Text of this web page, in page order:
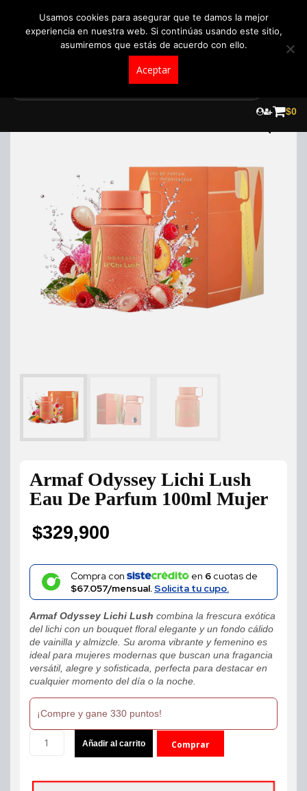
$0
Armaf Odyssey Lichi Lush
Eau De Parfum 100ml Mujer
$329,900
Compra con en 6cuotas de
$67.057/mensual.Solicita tu cupo.
Armaf Odyssey Lichi Lush combina la frescura exótica
del lichi con un bouquet floral elegante y un fondo cálido
de vainilla y almizcle. Su aroma vibrante y femenino es
ideal para mujeres modernas que buscan una fragancia
versátil, alegre y sofisticada, perfecta para destacar en
cualquier momento del día o la noche.
¡Compre y gane 330 puntos!
Odyssey
Añadir al carrito Comprar
Usamos cookies para asegurar que te damos la mejor
experiencia en nuestra web. Si continúas usando este sitio,
asumiremos que estás de acuerdo con ello.
Aceptar